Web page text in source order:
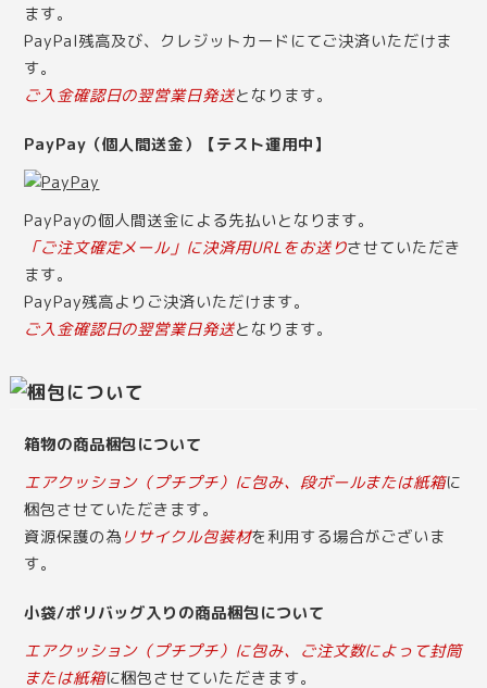
ます。
PayPal残高及び、クレジットカードにてご決済いただけま
す。
ご入金確認日の翌営業日発送となります。
PayPay（個人間送金）【テスト運用中】
PayPayの個人間送金による先払いとなります。
「ご注文確定メール」に決済用URLをお送りさせていただき
ます。
PayPay残高よりご決済いただけます。
ご入金確認日の翌営業日発送となります。
箱物の商品梱包について
エアクッション（プチプチ）に包み、段ボールまたは紙箱に
梱包させていただきます。
資源保護の為 リサイクル包装材を利用する場合がございま
す。
小袋/ポリバッグ入りの商品梱包について
エアクッション（プチプチ）に包み、ご注文数によって封筒
または紙箱に梱包させていただきます。